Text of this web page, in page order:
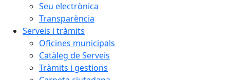
Seu electrònica
Transparència
Serveis i tràmits
Oficines municipals
Catàleg de Serveis
Tràmits i gestions